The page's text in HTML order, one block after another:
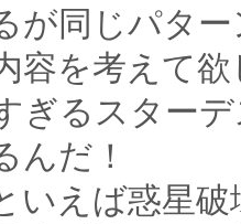
が同じパタ
容を考えて
ぎるスター
んだ！
いえば惑星